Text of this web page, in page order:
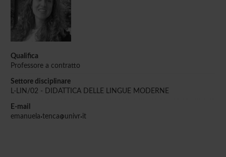
Qualifica
Professore a contratto
Settore disciplinare
L-LIN/02 - DIDATTICA DELLE LINGUE MODERNE
E-mail
emanuela tenca univr it